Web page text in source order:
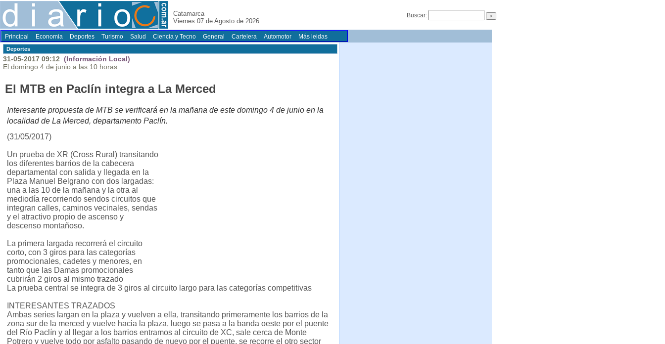
Catamarca
Viernes 07 de Agosto de 2026
Buscar:
Principal Economia Deportes Turismo Salud Ciencia y Tecno General Cartelera Automotor Más leidas
Deportes
31-05-2017 09:12 (Información Local)
El domingo 4 de junio a las 10 horas
El MTB en Paclín integra a La Merced
Interesante propuesta de MTB se verificará en la mañana de este domingo 4 de junio en la
localidad de La Merced, departamento Paclín.
(31/05/2017)
Un prueba de XR (Cross Rural) transitando
los diferentes barrios de la cabecera
departamental con salida y llegada en la
Plaza Manuel Belgrano con dos largadas:
una a las 10 de la mañana y la otra al
mediodía recorriendo sendos circuitos que
integran calles, caminos vecinales, sendas
y el atractivo propio de ascenso y
descenso montañoso.
La primera largada recorrerá el circuito
corto, con 3 giros para las categorías
promocionales, cadetes y menores, en
tanto que las Damas promocionales
cubrirán 2 giros al mismo trazado
La prueba central se integra de 3 giros al circuito largo para las categorías competitivas
INTERESANTES TRAZADOS
Ambas series largan en la plaza y vuelven a ella, transitando primeramente los barrios de la
zona sur de la merced y vuelve hacia la plaza, luego se pasa a la banda oeste por el puente
del Río Paclín y al llegar a los barrios entramos al circuito de XC, sale cerca de Monte
Potrero y vuelve todo por asfalto pasando de nuevo por el puente, se recorre el otro sector